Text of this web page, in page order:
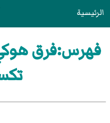
الرئيسية
فهرس:فرق